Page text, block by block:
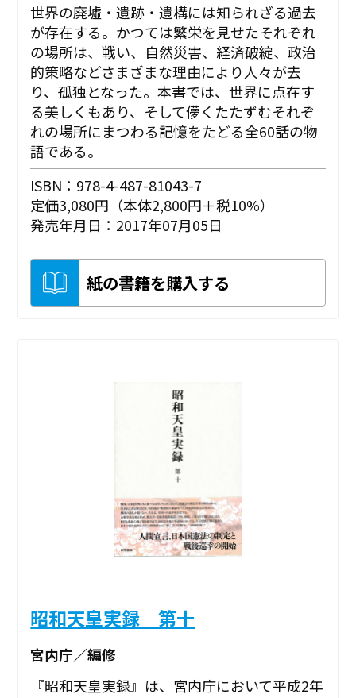
世界の廃墟・遺跡・遺構には知られざる過去
が存在する。かつては繁栄を見せたそれぞれ
の場所は、戦い、自然災害、経済破綻、政治
的策略などさまざまな理由により人々が去
り、孤独となった。本書では、世界に点在す
る美しくもあり、そして儚くたたずむそれぞ
れの場所にまつわる記憶をたどる全60話の物
語である。
ISBN：978-4-487-81043-7
定価3,080円（本体2,800円＋税10%）
発売年月日：2017年07月05日
紙の書籍を購入する
昭和天皇実録 第十
宮内庁／編修
『昭和天皇実録』は、宮内庁において平成2年